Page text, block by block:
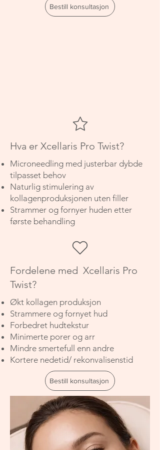
Bestill konsultasjon
Hva er Xcellaris Pro Twist?
Microneedling med justerbar dybde
tilpasset behov
Naturlig stimulering av
kollagenproduksjonen uten filler
Strammer og fornyer huden etter
første behandling
Fordelene med Xcellaris Pro
Twist?
Økt kollagen produksjon
Strammere og fornyet hud
Forbedret hudtekstur
Minimerte porer og arr
Mindre smertefull enn andre
Kortere nedetid/ rekonvalisenstid
Bestill konsultasjon